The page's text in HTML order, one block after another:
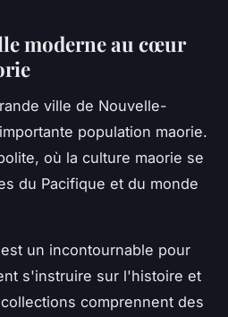
moderne au cœur
ville de Nouvelle-
population maorie.
où la culture maorie se
du Pacifique et du monde
un incontournable pour
s'instruire sur l'histoire et
comprennent des